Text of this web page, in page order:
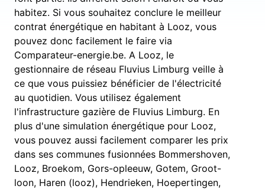
habitez. Si vous souhaitez conclure le meilleur
contrat énergétique en habitant à Looz, vous
pouvez donc facilement le faire via
Comparateur-energie.be. A Looz, le
gestionnaire de réseau Fluvius Limburg veille à
ce que vous puissiez bénéficier de l'électricité
au quotidien. Vous utilisez également
l'infrastructure gazière de Fluvius Limburg. En
plus d'une simulation énergétique pour Looz,
vous pouvez aussi facilement comparer les prix
dans ses communes fusionnées Bommershoven,
Looz, Broekom, Gors-opleeuw, Gotem, Groot-
loon, Haren (looz), Hendrieken, Hoepertingen,